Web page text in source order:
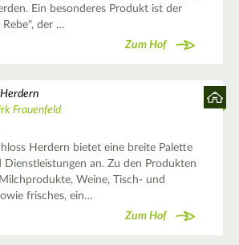
Ein besonderes Produkt ist der
der …
Zum Hof
Frauenfeld
Herdern bietet eine breite Palette
an. Zu den Produkten
Weine, Tisch- und
frisches, ein…
Zum Hof